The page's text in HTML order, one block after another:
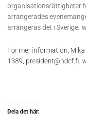
organisationsrättigheter
arrangerades
arrangeras det i Sverige.
För mer information,
1389, president@hdcf.fi,
Dela det här: